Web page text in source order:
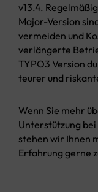
v13.4.
Major-Version
vermeiden und
verlängerte
TYPO3 Version
teurer und
Wenn Sie mehr
Unterstützung
stehen wir Ihnen
Erfahrung gerne